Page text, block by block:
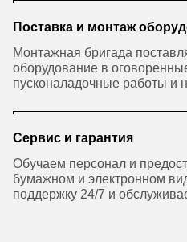
Поставка и монтаж
Монтажная бригада
оборудование в
пусконаладочные работы и
Сервис и гарантия
Обучаем персонал и
бумажном и электронном
поддержку 24/7 и